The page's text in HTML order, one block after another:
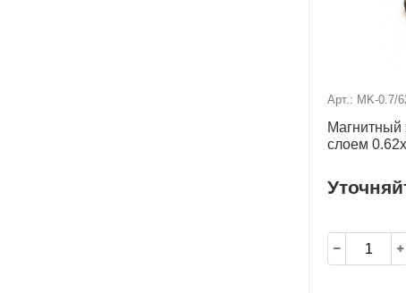
Арт.: MK-0.7/
слоем